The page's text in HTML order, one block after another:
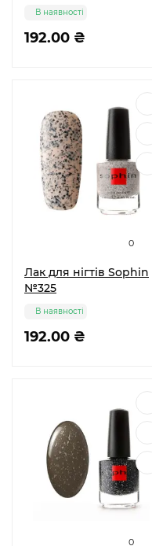
192.00 ₴
В наявності
0
Лак для нігтів Sophin
№325
192.00 ₴
В наявності
0